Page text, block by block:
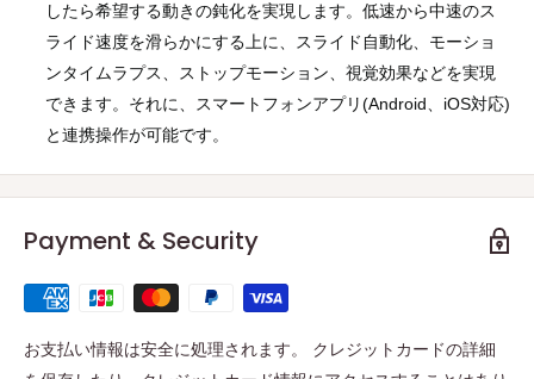
したら希望する動きの鈍化を実現します。低速から中速のス
ライド速度を滑らかにする上に、スライド自動化、モーショ
ンタイムラプス、ストップモーション、視覚効果などを実現
できます。それに、スマートフォンアプリ(Android、iOS対応)
と連携操作が可能です。
Payment & Security
お支払い情報は安全に処理されます。 クレジットカードの詳細